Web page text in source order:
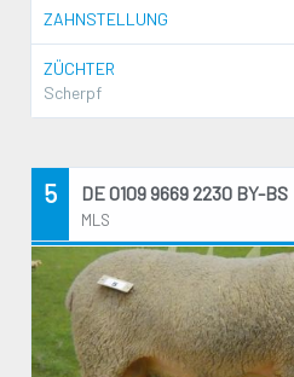
ZAHNSTELLUNG
ZÜCHTER
Scherpf
5 DE 0109 9669 2230 BY-BS
MLS